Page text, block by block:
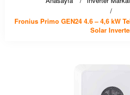
Fronius Primo GEN24 4.6 – 4,6 kW
Solar